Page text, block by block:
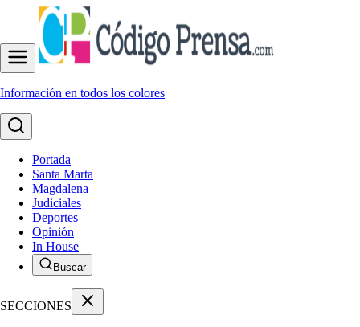
Información en todos los colores
Portada
Santa Marta
Magdalena
Judiciales
Deportes
Opinión
In House
Buscar
SECCIONES